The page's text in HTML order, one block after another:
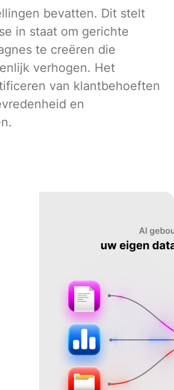
bevatten. Dit stelt
in staat om gerichte
te creëren die
verhogen. Het
van klantbehoeften
en